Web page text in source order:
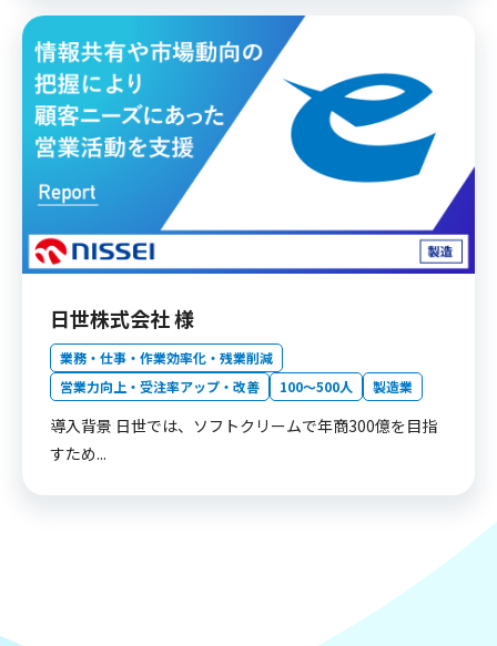
日世株式会社 様
業務・仕事・作業効率化・残業削減
営業力向上・受注率アップ・改善
100〜500人 製造業
導入背景 日世では、ソフトクリームで年商300億を目指
すため...